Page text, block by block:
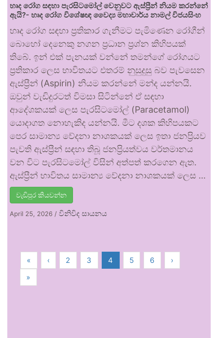
හෘද රෝග සඳහා පැරසිටමෝල් වෙනුවට ඇස්ප්‍රීන් නියම කරන්නේ
ඇයි?- හෘද රෝග විශේෂඥ වෛද්‍ය මහාචාර්ය නාමල් විජයසිංහ
හෘද රෝග සඳහා ප්‍රතිකාර ගැනීමට පැමිණෙන රෝගීන්
බොහෝ දෙනෙකු නගන ප්‍රධාන ප්‍රශ්න කිහිපයක්
තිබේ. ඉන් එක් පැනයක් වන්නේ තමන්ගේ රෝගයට
ප්‍රතිකාර ලෙස භාවිතයට එතරම් නුසුදුසු බව පැවසෙන
ඇස්ප්‍රීන් (Aspirin) නියම කරන්නේ මන්ද යන්නයි.
ඔවුන් වැඩිදුරටත් විමසා සිටින්නේ ඒ සඳහා
ආදේශකයක් ලෙස පැරසිටමෝල් (Paracetamol)
යොදාගත නොහැකිද යන්නයි. මීට දශක කිහිපයකට
පෙර සාමාන්‍ය වේදනා නාශකයක් ලෙස ඉතා ජනප්‍රියව
පැවති ඇස්ප්‍රීන් සඳහා තිබූ ජනප්‍රියත්වය වර්තමානය
වන විට පැරසිටමෝල් විසින් අත්පත් කරගෙන ඇත.
ඇස්ප්‍රීන් භාවිතය සාමාන්‍ය වේදනා නාශකයක් ලෙස …
වැඩිපුර කියවන්න
April 25, 2026 / විනිවිද සායනය
« ‹ 2 3 4 5 6
›
»